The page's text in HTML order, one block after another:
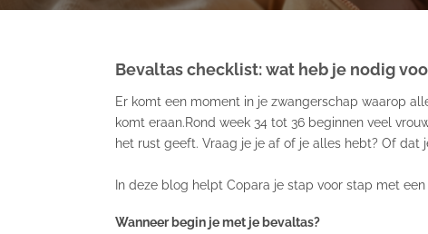
Bevaltas checklist: wat heb je nodig
Er komt een moment in je zwangerschap waarop
komt eraan.Rond week 34 tot 36 beginnen veel
het rust geeft. Vraag je je af of je alles hebt? Of dat
In deze blog helpt Copara je stap voor stap met
Wanneer begin je met je bevaltas?